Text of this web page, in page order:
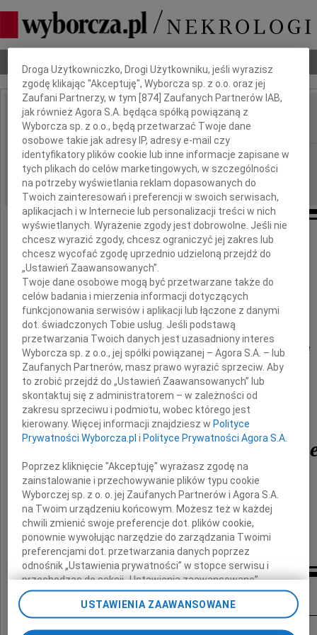
Nekrologi Odeszli Poradnik pogrzebowy
IMIĘ I NAZWISKO: Ryszard Tomasz Perner
REGION: Łódź
DATA EMISJI: 19.08.2010
Wyrazy najgłębszego współczucia
Barbarze Perner
oraz
Synowi Michałowi z Rodziną
z powodu śmierci Męża i Ojca
dr. n. med.
Ryszarda Tomasza
składają
Mariola Świderska, Prezes Zarządu,
oraz pracownicy firmy Supportmed
Inne kondolencje
Dbamy o Twoją prywatność
Droga Użytkowniczko, Drogi Użytkowniku, jeśli wyrazisz
zgodę klikając "Akceptuję", Wyborcza sp. z o.o. oraz jej
Zaufani Partnerzy, w tym [874] Zaufanych Partnerów IAB,
jak również Agora S.A. będąca spółką powiązaną z
Wyborcza sp. z o.o., będą przetwarzać Twoje dane
osobowe takie jak adresy IP, adresy e-mail czy
identyfikatory plików cookie lub inne informacje zapisane w
tych plikach do celów marketingowych, w szczególności
na potrzeby wyświetlania reklam dopasowanych do
Twoich zainteresowań i preferencji w swoich serwisach,
aplikacjach i w Internecie lub personalizacji treści w nich
wyświetlanych. Wyrażenie zgody jest dobrowolne. Jeśli nie
chcesz wyrazić zgody, chcesz ograniczyć jej zakres lub
chcesz wycofać zgodę uprzednio udzieloną przejdź do
„Ustawień Zaawansowanych”.
Twoje dane osobowe mogą być przetwarzane także do
celów badania i mierzenia informacji dotyczących
funkcjonowania serwisów i aplikacji lub łączone z danymi
dot. świadczonych Tobie usług. Jeśli podstawą
przetwarzania Twoich danych jest uzasadniony interes
Wyborcza sp. z o.o., jej spółki powiązanej – Agora S.A. – lub
Zaufanych Partnerów, masz prawo wyrazić sprzeciw. Aby
to zrobić przejdź do „Ustawień Zaawansowanych” lub
skontaktuj się z administratorem – w zależności od
zakresu sprzeciwu i podmiotu, wobec którego jest
kierowany. Więcej informacji znajdziesz wPolityce
Prywatności Wyborcza.pl iPolityce Prywatności Agora S.A.
Poprzez kliknięcie "Akceptuję" wyrażasz zgodę na
zainstalowanie i przechowywanie plików typu cookie
Wyborczej sp. z o. o. jej Zaufanych Partnerów i Agora S.A.
na Twoim urządzeniu końcowym. Możesz też w każdej
chwili zmienić swoje preferencje dot. plików cookie,
ponownie wywołując narzędzie do zarządzania Twoimi
preferencjami dot. przetwarzania danych poprzez
odnośnik „Ustawienia prywatności” w stopce serwisu i
przechodząc do sekcji „Ustawienia zaawansowane”.
Zmiana ustawień plików cookie możliwa jest także za
pomocą ustawień przeglądarki.
USTAWIENIA ZAAWANSOWANE